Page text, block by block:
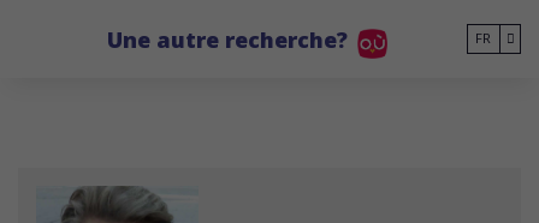
Une autre recherche? FR